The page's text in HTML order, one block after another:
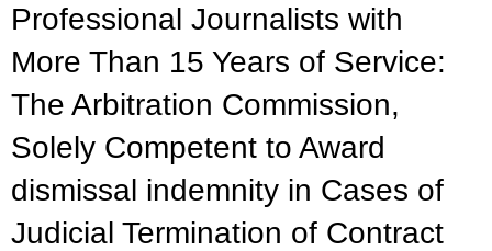
Professional Journalists with
More Than 15 Years of Service:
The Arbitration Commission,
Solely Competent to Award
dismissal indemnity in Cases of
Judicial Termination of Contract